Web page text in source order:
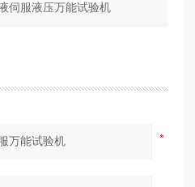
伺服液压万能试验机